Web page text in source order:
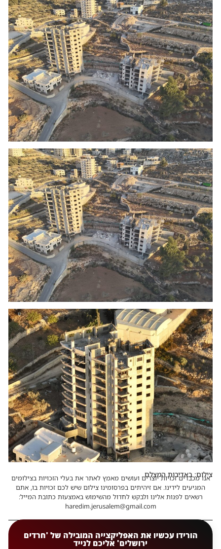
צילום: באדיבות המצלם
אנו מכבדים זכויות יוצרים ועושים מאמץ לאתר את בעלי הזכויות בצילומים
המגיעים לידינו. אם זיהיתים בפרסומינו צילום שיש לכם זכויות בו, אתם
רשאים לפנות אלינו ולבקש לחדול מהשימוש באמצעות כתובת המייל:
haredim.jerusalem@gmail.com
הורידו עכשיו את האפליקצייה המובילה של 'חרדים
ירושלים' אליכם לנייד